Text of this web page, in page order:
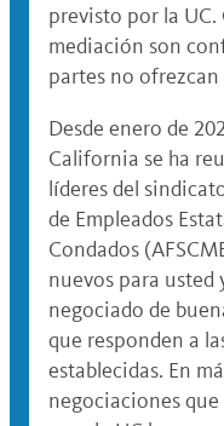
previsto por la UC.
mediación son
partes no
Desde enero de
California se ha
líderes del
de Empleados
Condados
nuevos para usted
negociado de
que responden a
establecidas. En
negociaciones que